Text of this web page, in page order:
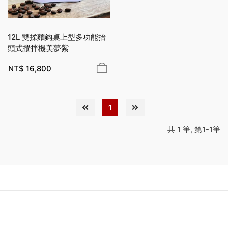
12L 雙揉麵鈎桌上型多功能抬
頭式攪拌機美夢紫
NT$ 16,800
1
共 1 筆, 第1-1筆